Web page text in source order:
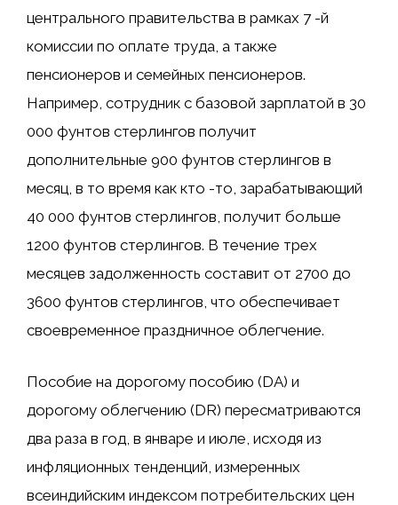
центрального правительства в рамках 7 -й
комиссии по оплате труда, а также
пенсионеров и семейных пенсионеров.
Например, сотрудник с базовой зарплатой в 30
000 фунтов стерлингов получит
дополнительные 900 фунтов стерлингов в
месяц, в то время как кто -то, зарабатывающий
40 000 фунтов стерлингов, получит больше
1200 фунтов стерлингов. В течение трех
месяцев задолженность составит от 2700 до
3600 фунтов стерлингов, что обеспечивает
своевременное праздничное облегчение.
Пособие на дорогому пособию (DA) и
дорогому облегчению (DR) пересматриваются
два раза в год, в январе и июле, исходя из
инфляционных тенденций, измеренных
всеиндийским индексом потребительских цен